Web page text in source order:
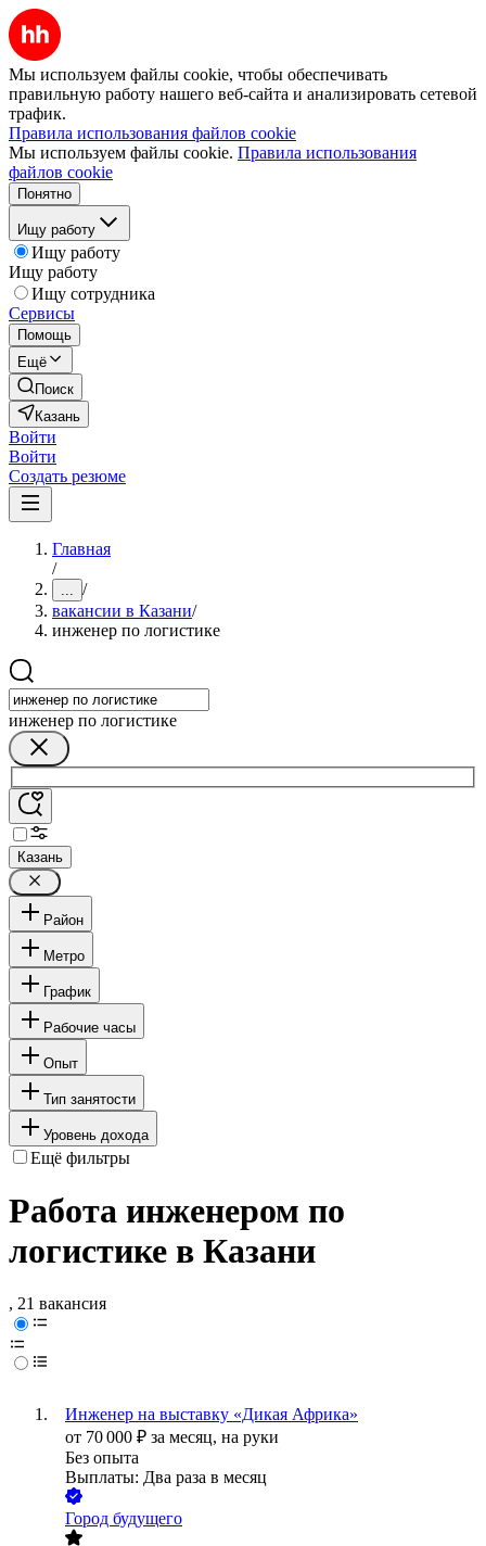
Мы используем файлы cookie, чтобы обеспечивать
правильную работу нашего веб-сайта и анализировать сетевой
трафик.
Правила использования файлов cookie
Мы используем файлы cookie. Правила использования
файлов cookie
Понятно
Ищу работу
Ищу работу
Ищу работу
Ищу сотрудника
Сервисы
Помощь
Ещё
Поиск
Казань
Войти
Войти
Создать резюме
Главная
/
... /
вакансии в Казани/
инженер по логистике
инженер по логистике
Казань
Район
Метро
График
Рабочие часы
Опыт
Тип занятости
Уровень дохода
Ещё фильтры
Работа инженером по
логистике в Казани
, 21 вакансия
Инженер на выставку «Дикая Африка»
от 70 000 ₽ за месяц, на руки
Без опыта
Выплаты: Два раза в месяц
Город будущего